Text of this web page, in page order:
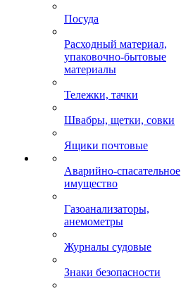
Посуда
Расходный материал,
упаковочно-бытовые
материалы
Тележки, тачки
Швабры, щетки, совки
Ящики почтовые
Аварийно-спасательное
имущество
Газоанализаторы,
анемометры
Журналы судовые
Знаки безопасности